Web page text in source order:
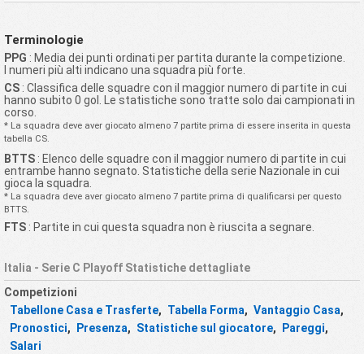
Terminologie
PPG : Media dei punti ordinati per partita durante la competizione.
I numeri più alti indicano una squadra più forte.
CS : Classifica delle squadre con il maggior numero di partite in cui
hanno subito 0 gol. Le statistiche sono tratte solo dai campionati in
corso.
* La squadra deve aver giocato almeno 7 partite prima di essere inserita in questa
tabella CS.
BTTS : Elenco delle squadre con il maggior numero di partite in cui
entrambe hanno segnato. Statistiche della serie Nazionale in cui
gioca la squadra.
* La squadra deve aver giocato almeno 7 partite prima di qualificarsi per questo
BTTS.
FTS: Partite in cui questa squadra non è riuscita a segnare.
Italia - Serie C Playoff Statistiche dettagliate
Competizioni
Tabellone Casa e Trasferte, Tabella Forma, Vantaggio Casa,
Pronostici, Presenza, Statistiche sul giocatore, Pareggi,
Salari